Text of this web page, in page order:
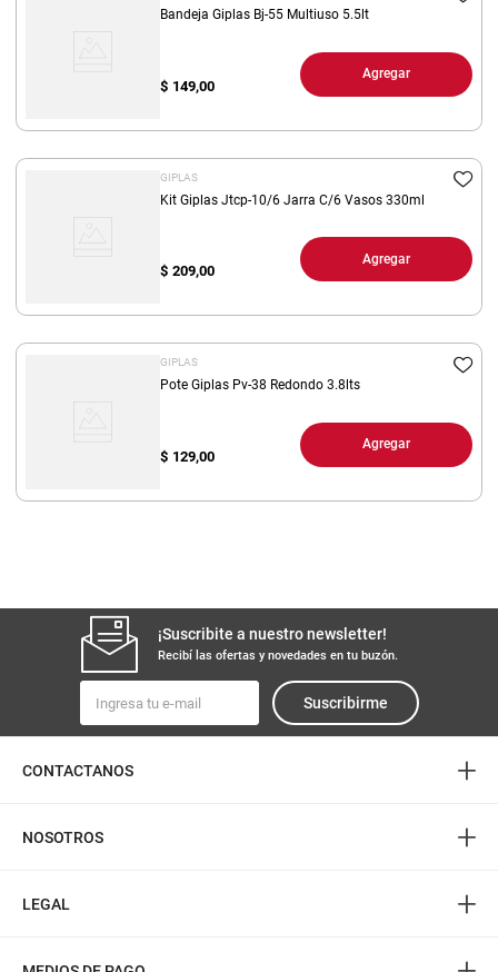
Bandeja Giplas Bj-55 Multiuso 5.5lt
$ 149,00
Agregar
GIPLAS
Kit Giplas Jtcp-10/6 Jarra C/6 Vasos 330ml
$ 209,00
Agregar
GIPLAS
Pote Giplas Pv-38 Redondo 3.8lts
$ 129,00
Agregar
¡Suscribite a nuestro newsletter!
Recibí las ofertas y novedades en tu buzón.
Suscribirme
CONTACTANOS +
NOSOTROS +
LEGAL +